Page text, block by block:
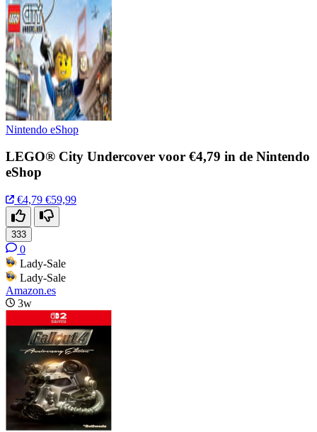
Nintendo eShop
LEGO® City Undercover voor €4,79 in de Nintendo
eShop
€4,79 €59,99
333
0
Lady-Sale
Lady-Sale
Amazon.es
3w